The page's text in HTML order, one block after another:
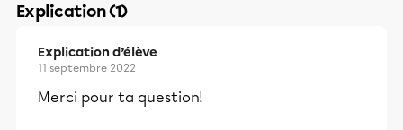
Explication (1)
Explication d’élève
11 septembre 2022
Merci pour ta question!